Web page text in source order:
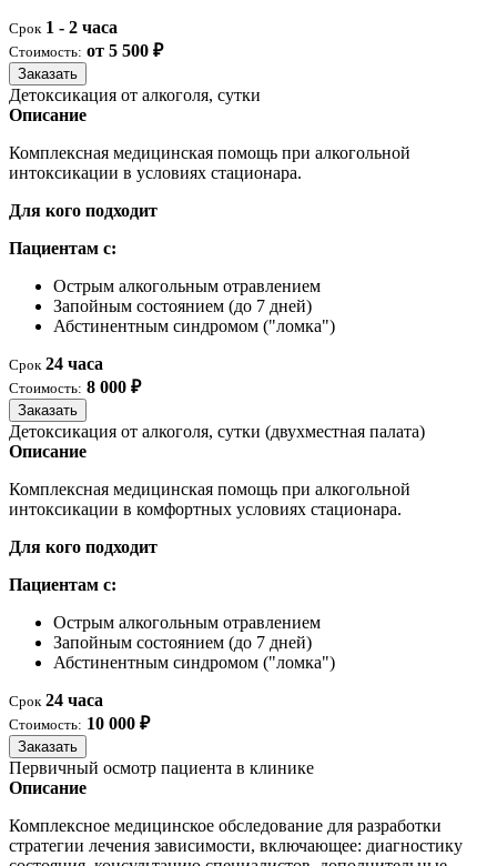
Срок 1 - 2 часа
Стоимость: от 5 500 ₽
Заказать
Детоксикация от алкоголя, сутки
Описание
Комплексная медицинская помощь при алкогольной
интоксикации в условиях стационара.
Для кого подходит
Пациентам с:
Острым алкогольным отравлением
Запойным состоянием (до 7 дней)
Абстинентным синдромом ("ломка")
Срок 24 часа
Стоимость: 8 000 ₽
Заказать
Детоксикация от алкоголя, сутки (двухместная палата)
Описание
Комплексная медицинская помощь при алкогольной
интоксикации в комфортных условиях стационара.
Для кого подходит
Пациентам с:
Острым алкогольным отравлением
Запойным состоянием (до 7 дней)
Абстинентным синдромом ("ломка")
Срок 24 часа
Стоимость: 10 000 ₽
Заказать
Первичный осмотр пациента в клинике
Описание
Комплексное медицинское обследование для разработки
стратегии лечения зависимости, включающее: диагностику